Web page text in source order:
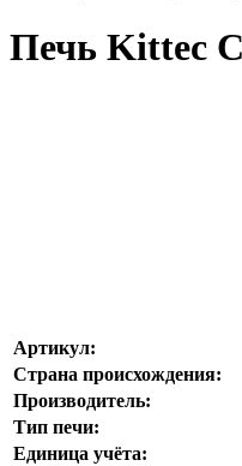
Печь Kittec
Артикул:
Страна происхождения:
Производитель:
Тип печи:
Единица учёта: